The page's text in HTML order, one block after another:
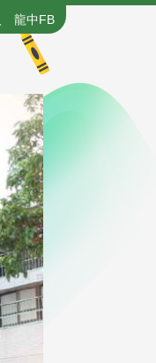
龍中FB